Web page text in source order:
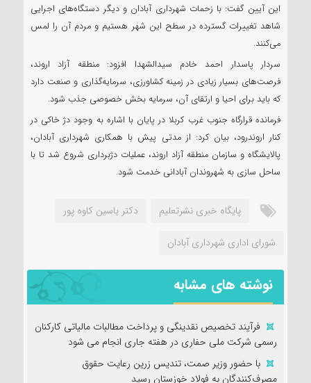
این آیین گفت: با زحمات شهرداری آبادان و دیگر دستگاه‌های اجرایی
شاهد تغییرات گسترده در سطح این شهر هستیم و مردم آن را لمس
می‌کنند.
سردار پاسدار احمد خادم سیدالشهدا افزود: منطقه آزاد اروند،
فرصت‌های بسیار زیادی در زمینه کشاورزی، سرمایه‌گذاری و صنعت دارد
که باید برای احیا و ارتقای آن، سرمایه‌ بخش خصوصی جذب شود.
فرمانده قرارگاه جنوب غرب کربلا در پایان با اشاره به وجود دژ خاکی در
کنار اروندرود، بیان کرد: از مدتی پیش با همکاری شهرداری آبادان،
پالایشگاه و سازمان منطقه آزاد اروند، عملیات دژبرداری شروع شد تا با
ساحل سازی به شهروندان آبادانی خدمت شود.
پایگاه خبری نشرتعلیم دکتر یاسین کاوه پور
شورای اداری شهرداری آبادان
نوشته های مشابه
فرآیند تخصیص نقدینگی و پرداخت مطالبات مالیاتی کارکنان
رسمی شرکت ملی حفاری در هفته جاری انجام می شود
با حضور وزیر صمت، تندیس زرین رعایت حقوق
مصرف‌کنندگان به فولاد خوزستان رسید